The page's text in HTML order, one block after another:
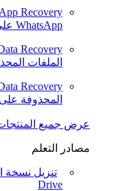
Recovery
WhatsApp على Android/iPhone
Recovery
الملفات
Recovery
المحذوفة
عرض جميع
مصادر التعلم
Drive